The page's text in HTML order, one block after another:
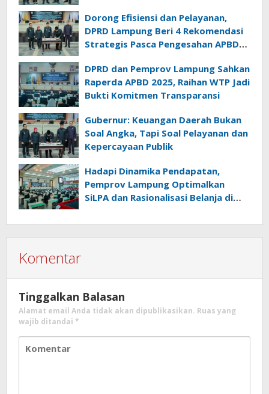
Dorong Efisiensi dan Pelayanan,
DPRD Lampung Beri 4 Rekomendasi
Strategis Pasca Pengesahan APBD
DPRD dan Pemprov Lampung Sahkan
Raperda APBD 2025, Raihan WTP Jadi
Bukti Komitmen Transparansi
Gubernur: Keuangan Daerah Bukan
Soal Angka, Tapi Soal Pelayanan dan
Kepercayaan Publik
Hadapi Dinamika Pendapatan,
Pemprov Lampung Optimalkan
SiLPA dan Rasionalisasi Belanja di
Komentar
Tinggalkan Balasan
Alamat email Anda tidak akan dipublikasikan. Ruas yang
wajib ditandai *